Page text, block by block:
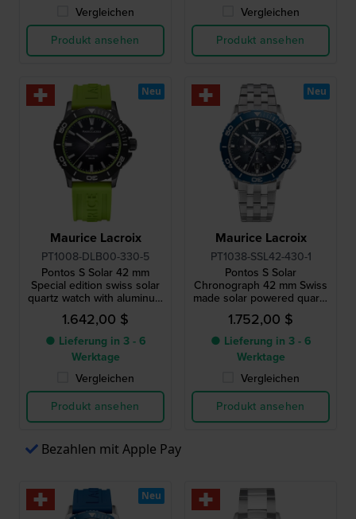
Vergleichen
Produkt ansehen
Vergleichen
Produkt ansehen
Maurice Lacroix
PT1008-DLB00-330-5
Pontos S Solar 42 mm
Special edition swiss solar
quartz watch with aluminum
bezel
1.642,00 $
● Lieferung in 3 - 6
Werktage
Vergleichen
Produkt ansehen
Neu
Maurice Lacroix
PT1038-SSL42-430-1
Pontos S Solar
Chronograph 42 mm Swiss
made solar powered quartz
chronograph
1.752,00 $
● Lieferung in 3 - 6
Werktage
Vergleichen
Produkt ansehen
Neu
Bezahlen mit Apple Pay
Neu